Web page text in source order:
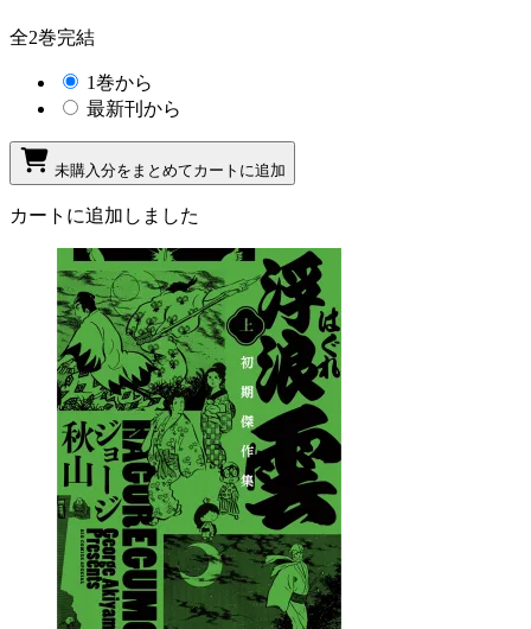
全2巻完結
1巻から
最新刊から
未購入分をまとめてカートに追加
カートに追加しました